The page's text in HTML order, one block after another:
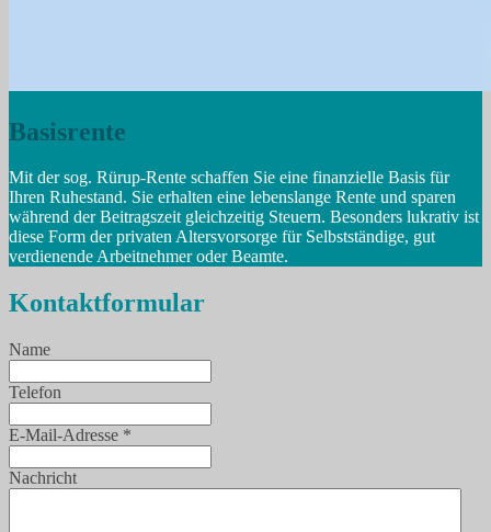
Basisrente
Mit der sog. Rürup-Rente schaffen Sie eine finanzielle Basis für
Ihren Ruhestand. Sie erhalten eine lebenslange Rente und sparen
während der Beitragszeit gleichzeitig Steuern. Besonders lukrativ ist
diese Form der privaten Altersvorsorge für Selbstständige, gut
verdienende Arbeitnehmer oder Beamte.
Kontaktformular
Name
Telefon
E-Mail-Adresse *
Nachricht